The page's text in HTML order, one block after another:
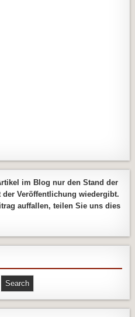
im Blog nur den Stand der
Veröffentlichung wiedergibt.
auffallen, teilen Sie uns dies